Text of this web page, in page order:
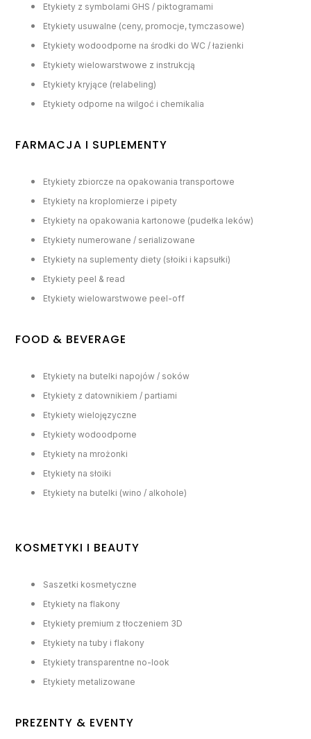
Etykiety z symbolami GHS / piktogramami
Etykiety usuwalne (ceny, promocje, tymczasowe)
Etykiety wodoodporne na środki do WC / łazienki
Etykiety wielowarstwowe z instrukcją
Etykiety kryjące (relabeling)
Etykiety odporne na wilgoć i chemikalia
FARMACJA I SUPLEMENTY
Etykiety zbiorcze na opakowania transportowe
Etykiety na kroplomierze i pipety
Etykiety na opakowania kartonowe (pudełka leków)
Etykiety numerowane / serializowane
Etykiety na suplementy diety (słoiki i kapsułki)
Etykiety peel & read
Etykiety wielowarstwowe peel-off
FOOD & BEVERAGE
Etykiety na butelki napojów / soków
Etykiety z datownikiem / partiami
Etykiety wielojęzyczne
Etykiety wodoodporne
Etykiety na mrożonki
Etykiety na słoiki
Etykiety na butelki (wino / alkohole)
KOSMETYKI I BEAUTY
Saszetki kosmetyczne
Etykiety na flakony
Etykiety premium z tłoczeniem 3D
Etykiety na tuby i flakony
Etykiety transparentne no-look
Etykiety metalizowane
PREZENTY & EVENTY